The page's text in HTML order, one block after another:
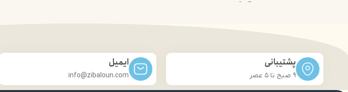
پشتیبانی
9 صبح تا ۵ عصر
ایمیل
info@zibaloun.com